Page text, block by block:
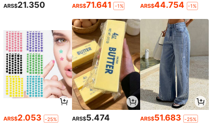
ARS$21.350 ARS$71.641 -1% ARS$44.754 -1%
ARS$2.053 -25% ARS$5.474 ARS$51.683 -25%